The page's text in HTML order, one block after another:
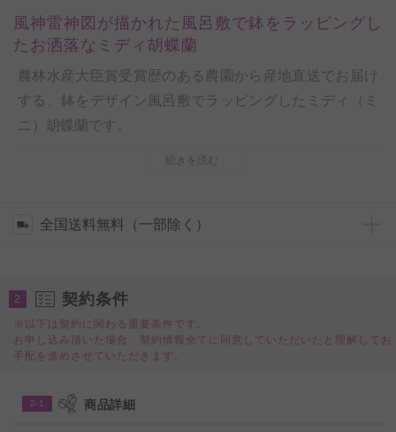
風神雷神図が描かれた風呂敷で鉢をラッピングし
たお洒落なミディ胡蝶蘭
農林水産大臣賞受賞歴のある農園から産地直送でお届け
する、鉢をデザイン風呂敷でラッピングしたミディ（ミ
ニ）胡蝶蘭です。
面に繊細な金彩が施され雅やかな雰囲気を演出いたしま
わった後も手元に残るプレゼントがしたいという方にも
お薦めです。
い（還暦・米寿etc）などのプレゼントや贈り物としても
続きを読む
全国送料無料（一部除く）
2 契約条件
※以下は契約に関わる重要条件です。
お申し込み頂いた場合、契約情報全てに同意していただいたと理解してお
手配を進めさせていただきます。
2-1 商品詳細